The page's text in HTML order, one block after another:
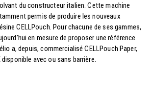
du constructeur italien. Cette machine
permis de produire les nouveaux
CELLPouch. Pour chacune de ses gammes,
en mesure de proposer une référence
a, depuis, commercialisé CELLPouch Paper,
avec ou sans barrière.